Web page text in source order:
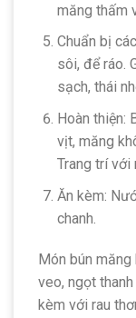
măng thấm
Chuẩn bị
sôi, để ráo.
sạch, thái
Hoàn thiện:
vịt, măng
Trang trí với
Ăn kèm:
chanh.
Món bún
veo, ngọt
kèm với rau